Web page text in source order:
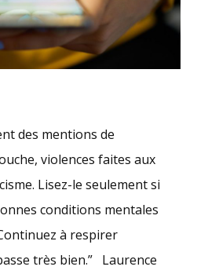
des mentions de
violences faites aux
Lisez-le seulement si
conditions mentales
à respirer
très bien.” Laurence